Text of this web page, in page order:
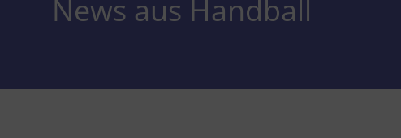
News aus Handball